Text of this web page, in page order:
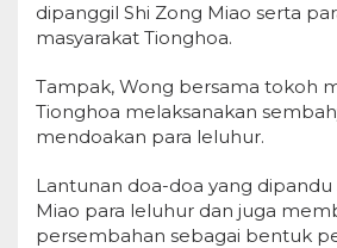
dipanggil Shi Zong Miao serta
masyarakat Tionghoa.
Tampak, Wong bersama tokoh
Tionghoa melaksanakan
mendoakan para leluhur.
Lantunan doa-doa yang dipandu
Miao para leluhur dan juga
persembahan sebagai bentuk